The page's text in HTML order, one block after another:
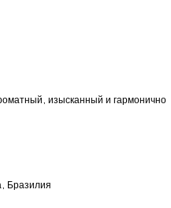
изысканный и гармонично
Бразилия